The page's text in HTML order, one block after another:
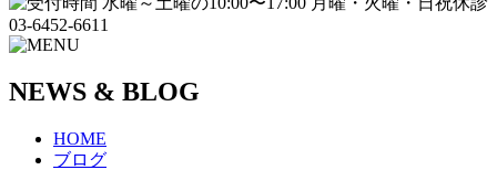
NEWS & BLOG
HOME
ブログ